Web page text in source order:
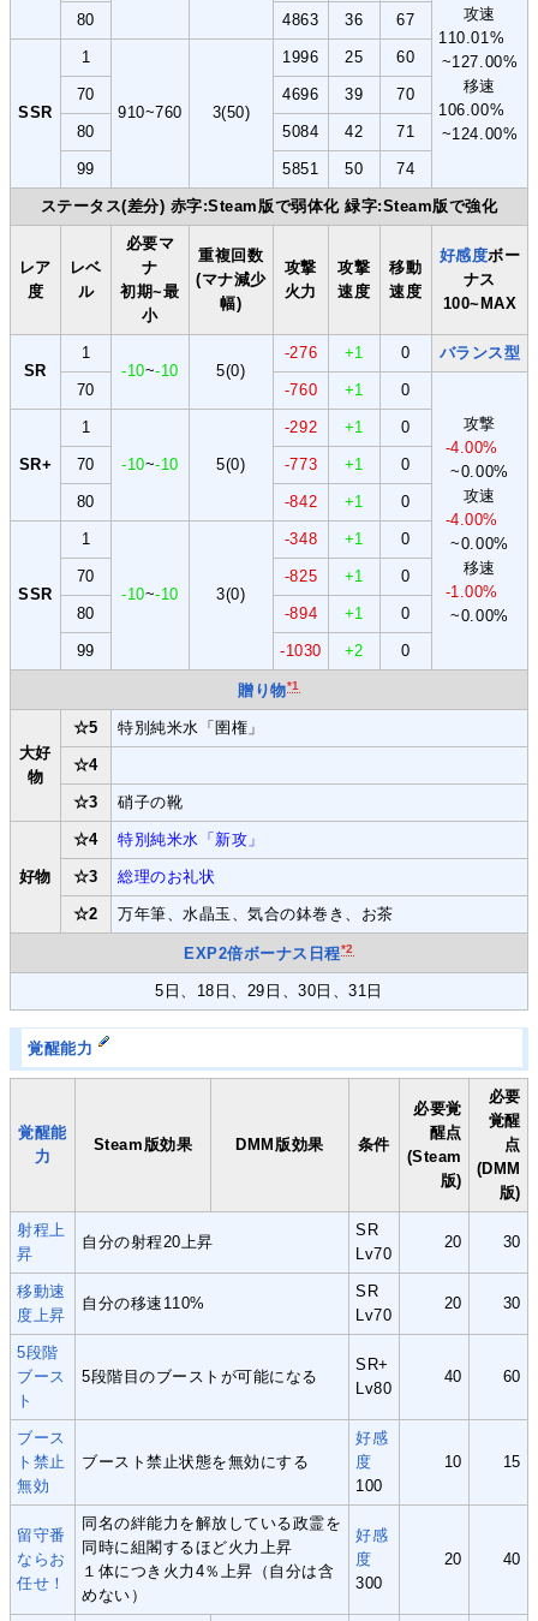
攻速
110.01%
~127.00%
移速
106.00%
~124.00%
80 4863 36 67
SSR
1
910~760 3(50)
1996 25 60
70 4696 39 70
80 5084 42 71
99 5851 50 74
ステータス(差分) 赤字:Steam版で弱体化 緑字:Steam版で強化
レア
度
レベ
ル
必要マ
ナ
初期~最
小
重複回数
(マナ減少
幅)
攻撃
火力
攻撃
速度
移動
速度
好感度ボー
ナス
100~MAX
SR
1
-10~-10 5(0)
-276 +1 0 バランス型
70 -760 +1
0
攻撃
-4.00%
~0.00%
攻速
-4.00%
~0.00%
移速
-1.00%
~0.00%
SR+
1
-10~-10 5(0)
-292 +1 0
70 -773 +1 0
80 -842 +1 0
SSR
1
-10~-10 3(0)
-348 +1 0
70 -825 +1 0
80 -894 +1 0
99 -1030 +2 0
贈り物*1
大好
物
☆5 特別純米水「圉権」
☆4
☆3 硝子の靴
好物
☆4 特別純米水「新攻」
☆3 総理のお礼状
☆2 万年筆、水晶玉、気合の鉢巻き、お茶
EXP2倍ボーナス日程*2
5日、18日、29日、30日、31日
覚醒能力
覚醒能
力
Steam版効果 DMM版効果 条件
必要覚
醒点
(Steam
版)
必要
覚醒
点
(DMM
版)
射程上
昇
自分の射程20上昇
SR
Lv70
20 30
移動速
度上昇
自分の移速110%
SR
Lv70
20 30
5段階
ブース
ト
5段階目のブーストが可能になる
SR+
Lv80
40 60
ブース
ト禁止
無効
ブースト禁止状態を無効にする
好感
度
100
10 15
留守番
ならお
任せ！
同名の絆能力を解放している政霊を
同時に組閣するほど火力上昇
１体につき火力4％上昇（自分は含
めない）
好感
度
300
20 40